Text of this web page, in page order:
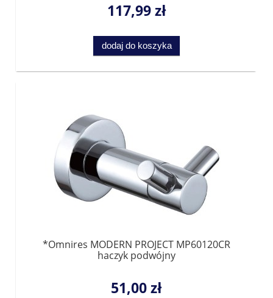
117,99 zł
dodaj do koszyka
*Omnires MODERN PROJECT MP60120CR
haczyk podwójny
51,00 zł